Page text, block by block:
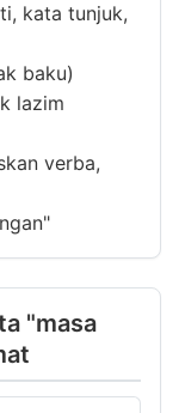
kata tunjuk,
baku)
lazim
verba,
"masa